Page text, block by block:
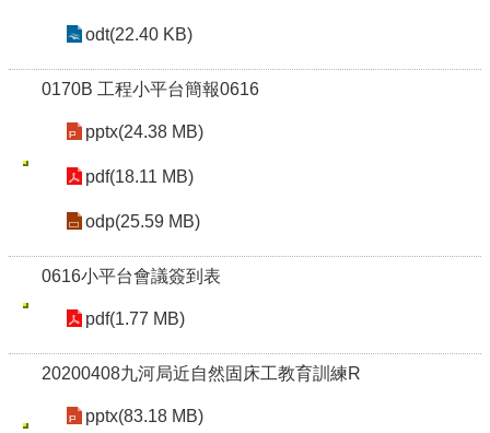
odt(22.40 KB)
0170B 工程小平台簡報0616
pptx(24.38 MB)
pdf(18.11 MB)
odp(25.59 MB)
0616小平台會議簽到表
pdf(1.77 MB)
20200408九河局近自然固床工教育訓練R
pptx(83.18 MB)